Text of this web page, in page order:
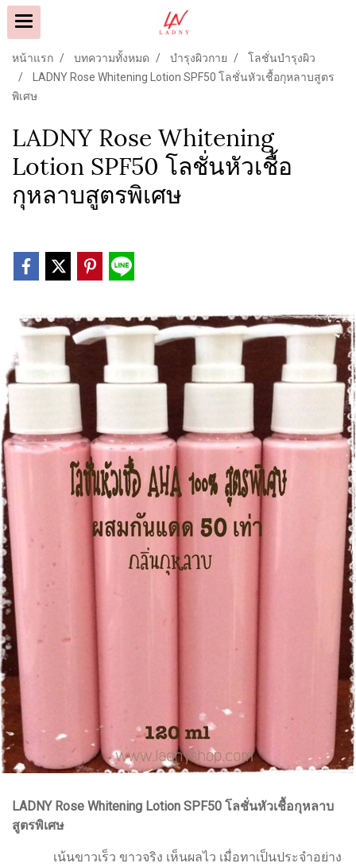
หน้าแรก บทความทั้งหมด บำรุงผิวกาย
โลชั่นบำรุงผิว
LADNY Rose Whitening Lotion SPF50 โลชั่นหัวเชื้อกุหลาบสูตร
พิเศษ
LADNY Rose Whitening
Lotion SPF50 โลชั่นหัวเชื้อ
กุหลาบสูตรพิเศษ
LADNY Rose Whitening Lotion SPF50 โลชั่นหัวเชื้อกุหลาบ
สูตรพิเศษ
เน้นขาวเร็ว ขาวจริง เห็นผลไว เมื่อทาเป็นประจำอย่าง